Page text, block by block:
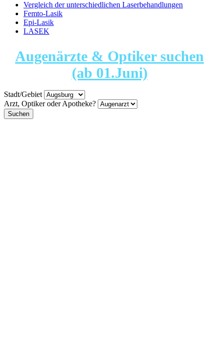
Vergleich der unterschiedlichen Laserbehandlungen
Femto-Lasik
Epi-Lasik
LASEK
Augenärzte & Optiker suchen
(ab 01.Juni)
Stadt/Gebiet
Arzt, Optiker oder Apotheke?